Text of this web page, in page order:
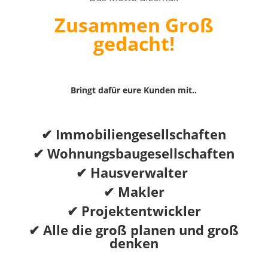
Zusammen Groß
gedacht!
Bringt dafür eure Kunden mit..
✔ Immobiliengesellschaften
✔ Wohnungsbaugesellschaften
✔ Hausverwalter
✔ Makler
✔ Projektentwickler
✔ Alle die groß planen und groß
denken